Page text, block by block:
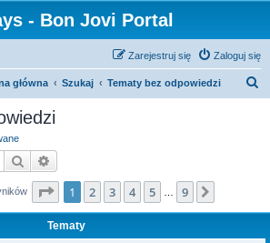
- Bon Jovi Portal
Zaloguj się
Zarejestruj się
główna Szukaj Tematy bez odpowiedzi
Szukaj
Strona1 z9
1 2 3 4 5 9
Tematy